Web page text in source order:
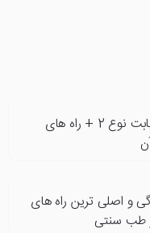
11 عوارض دیابت نوع 2 + راه های
و اصلی ترین راه های
طب سنتی